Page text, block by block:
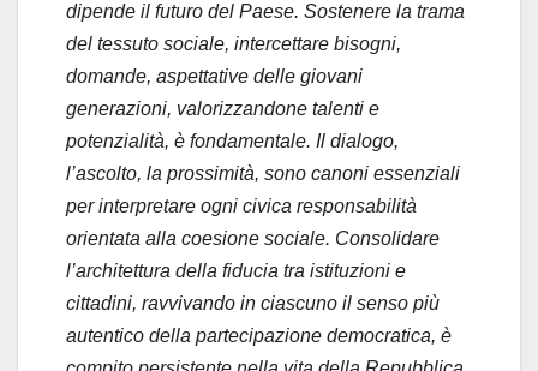
dipende il futuro del Paese. Sostenere la trama
del tessuto sociale, intercettare bisogni,
domande, aspettative delle giovani
generazioni, valorizzandone talenti e
potenzialità, è fondamentale. Il dialogo,
l’ascolto, la prossimità, sono canoni essenziali
per interpretare ogni civica responsabilità
orientata alla coesione sociale. Consolidare
l’architettura della fiducia tra istituzioni e
cittadini, ravvivando in ciascuno il senso più
autentico della partecipazione democratica, è